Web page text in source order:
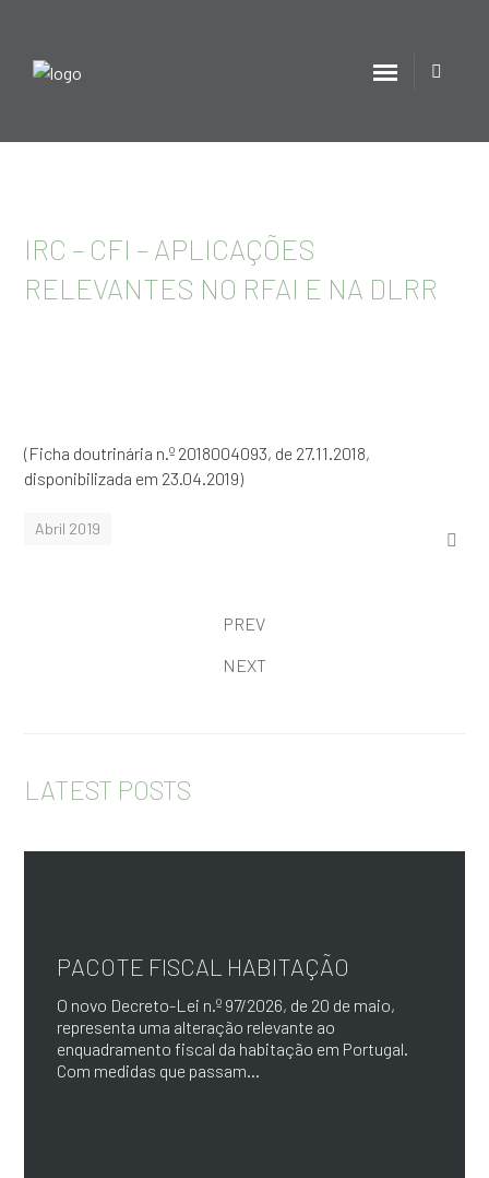
IRC – CFI – APLICAÇÕES
RELEVANTES NO RFAI E NA DLRR
(Ficha doutrinária n.º 2018004093, de 27.11.2018,
disponibilizada em 23.04.2019)
Abril 2019
PREV
NEXT
LATEST POSTS
PACOTE FISCAL HABITAÇÃO
O novo Decreto-Lei n.º 97/2026, de 20 de maio,
representa uma alteração relevante ao
enquadramento fiscal da habitação em Portugal.
Com medidas que passam...